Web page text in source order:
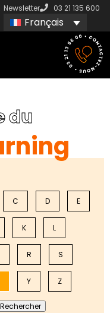
Newsletter 03 21 135 600
Français
du
C D E
K L
R S
Y Z